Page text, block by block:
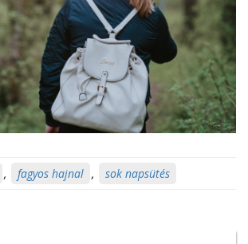
, fagyos hajnal , sok napsütés